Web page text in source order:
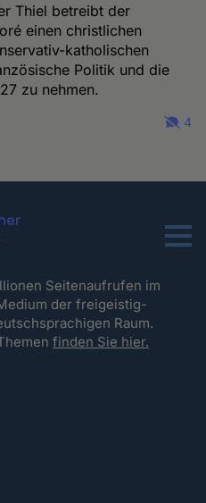
Thiel betreibt der
einen christlichen
katholischen
Politik und die
zu nehmen.
4
Menu
Seitenaufrufen im
der freigeistig-
Raum.
finden Sie hier.